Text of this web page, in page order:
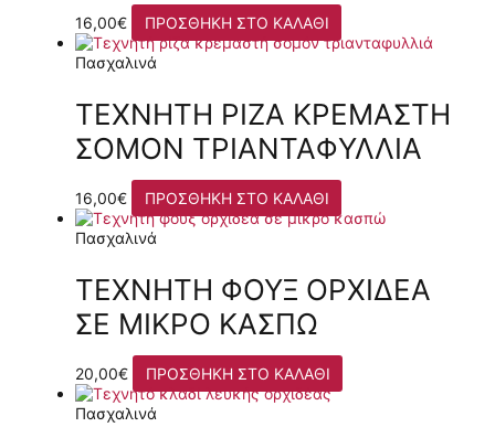
16,00€ ΠΡΟΣΘΉΚΗ ΣΤΟ ΚΑΛΆΘΙ
Πασχαλινά
ΤΕΧΝΗΤΉ ΡΊΖΑ ΚΡΕΜΑΣΤΉ
ΣΟΜΌΝ ΤΡΙΑΝΤΑΦΥΛΛΙΆ
16,00€ ΠΡΟΣΘΉΚΗ ΣΤΟ ΚΑΛΆΘΙ
Πασχαλινά
ΤΕΧΝΗΤΉ ΦΟΥΞ ΟΡΧΙΔΈΑ
ΣΕ ΜΙΚΡΌ ΚΑΣΠΏ
20,00€ ΠΡΟΣΘΉΚΗ ΣΤΟ ΚΑΛΆΘΙ
Πασχαλινά